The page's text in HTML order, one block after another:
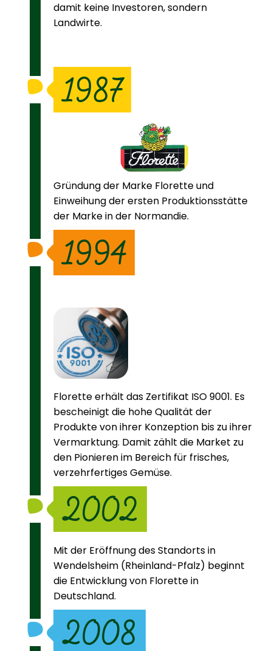
damit keine Investoren, sondern
Landwirte.
1987
Gründung der Marke Florette und
Einweihung der ersten Produktionsstätte
der Marke in der Normandie.
1994
Florette erhält das Zertifikat ISO 9001. Es
bescheinigt die hohe Qualität der
Produkte von ihrer Konzeption bis zu ihrer
Vermarktung. Damit zählt die Market zu
den Pionieren im Bereich für frisches,
verzehrfertiges Gemüse.
2002
Mit der Eröffnung des Standorts in
Wendelsheim (Rheinland-Pfalz) beginnt
die Entwicklung von Florette in
Deutschland.
2008